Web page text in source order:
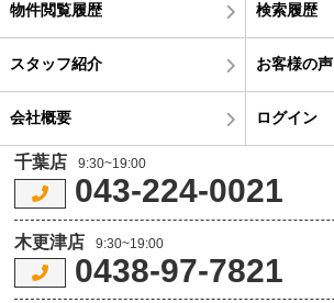
物件閲覧履歴 検索履歴
スタッフ紹介 お客様の声
会社概要 ログイン
千葉店 9:30~19:00
043-224-0021
木更津店 9:30~19:00
0438-97-7821